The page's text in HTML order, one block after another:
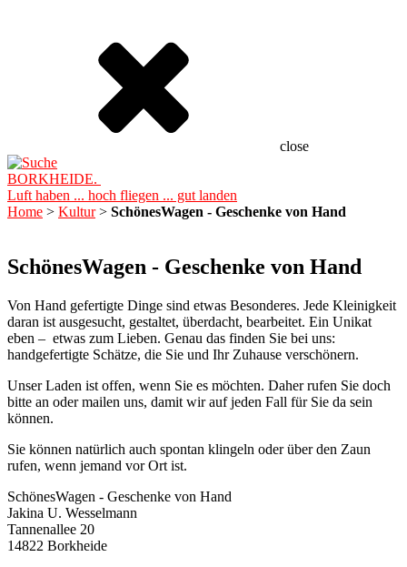
close
BORKHEIDE.
Luft haben ... hoch fliegen ... gut landen
Home > Kultur> SchönesWagen - Geschenke von Hand
SchönesWagen - Geschenke von Hand
Von Hand gefertigte Dinge sind etwas Besonderes. Jede Kleinigkeit
daran ist ausgesucht, gestaltet, überdacht, bearbeitet. Ein Unikat
eben – etwas zum Lieben. Genau das finden Sie bei uns:
handgefertigte Schätze, die Sie und Ihr Zuhause verschönern.
Unser Laden ist offen, wenn Sie es möchten. Daher rufen Sie doch
bitte an oder mailen uns, damit wir auf jeden Fall für Sie da sein
können.
Sie können natürlich auch spontan klingeln oder über den Zaun
rufen, wenn jemand vor Ort ist.
SchönesWagen - Geschenke von Hand
Jakina U. Wesselmann
Tannenallee 20
14822 Borkheide